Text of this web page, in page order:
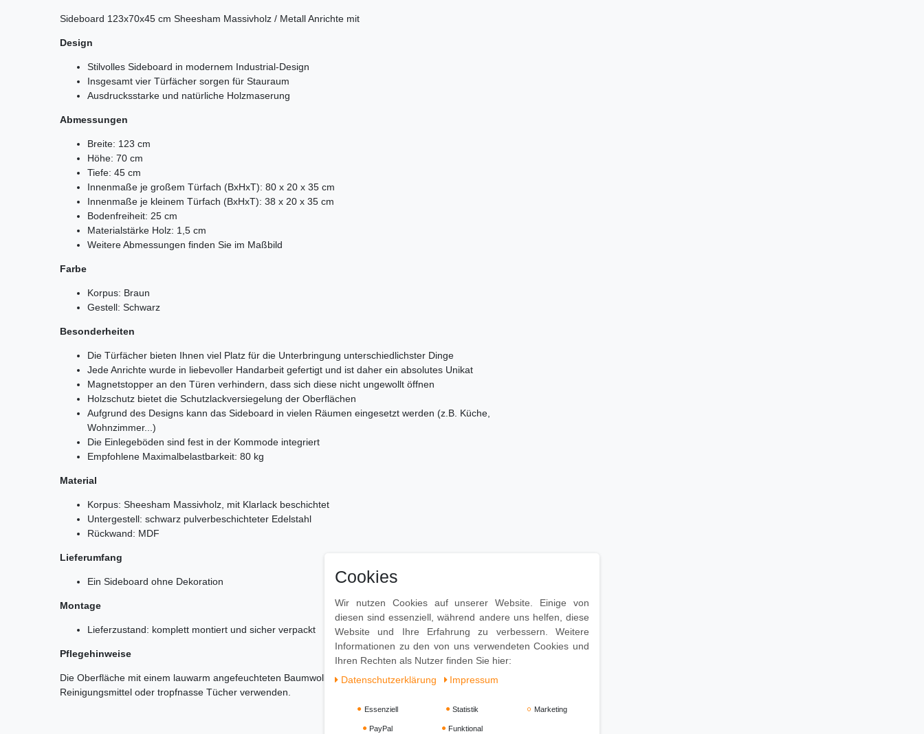
Sideboard 123x70x45 cm Sheesham Massivholz / Metall Anrichte mit
Design
Stilvolles Sideboard in modernem Industrial-Design
Insgesamt vier Türfächer sorgen für Stauraum
Ausdrucksstarke und natürliche Holzmaserung
Abmessungen
Breite: 123 cm
Höhe: 70 cm
Tiefe: 45 cm
Innenmaße je großem Türfach (BxHxT): 80 x 20 x 35 cm
Innenmaße je kleinem Türfach (BxHxT): 38 x 20 x 35 cm
Bodenfreiheit: 25 cm
Materialstärke Holz: 1,5 cm
Weitere Abmessungen finden Sie im Maßbild
Farbe
Korpus: Braun
Gestell: Schwarz
Besonderheiten
Die Türfächer bieten Ihnen viel Platz für die Unterbringung unterschiedlichster Dinge
Jede Anrichte wurde in liebevoller Handarbeit gefertigt und ist daher ein absolutes Unikat
Magnetstopper an den Türen verhindern, dass sich diese nicht ungewollt öffnen
Holzschutz bietet die Schutzlackversiegelung der Oberflächen
Aufgrund des Designs kann das Sideboard in vielen Räumen eingesetzt werden (z.B. Küche,
Wohnzimmer...)
Die Einlegeböden sind fest in der Kommode integriert
Empfohlene Maximalbelastbarkeit: 80 kg
Material
Korpus: Sheesham Massivholz, mit Klarlack beschichtet
Untergestell: schwarz pulverbeschichteter Edelstahl
Rückwand: MDF
Lieferumfang
Ein Sideboard ohne Dekoration
Montage
Lieferzustand: komplett montiert und sicher verpackt
Pflegehinweise
Die Oberfläche mit einem lauwarm angefeuchteten Baumwolltuch reinigen. Keine Scheuermittel, scharfe
Reinigungsmittel oder tropfnasse Tücher verwenden.
Cookies
Wir nutzen Cookies auf unserer Website. Einige von
diesen sind essenziell, während andere uns helfen, diese
Website und Ihre Erfahrung zu verbessern. Weitere
Informationen zu den von uns verwendeten Cookies und
Ihren Rechten als Nutzer finden Sie hier:
Daten­schutz­erklärung
Impressum
Essenziell Statistik Marketing
PayPal Funktional